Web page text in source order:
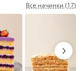
Все начинки (17)